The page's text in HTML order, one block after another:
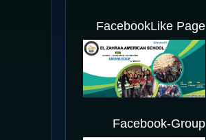
FacebookLike Page
Facebook-Group